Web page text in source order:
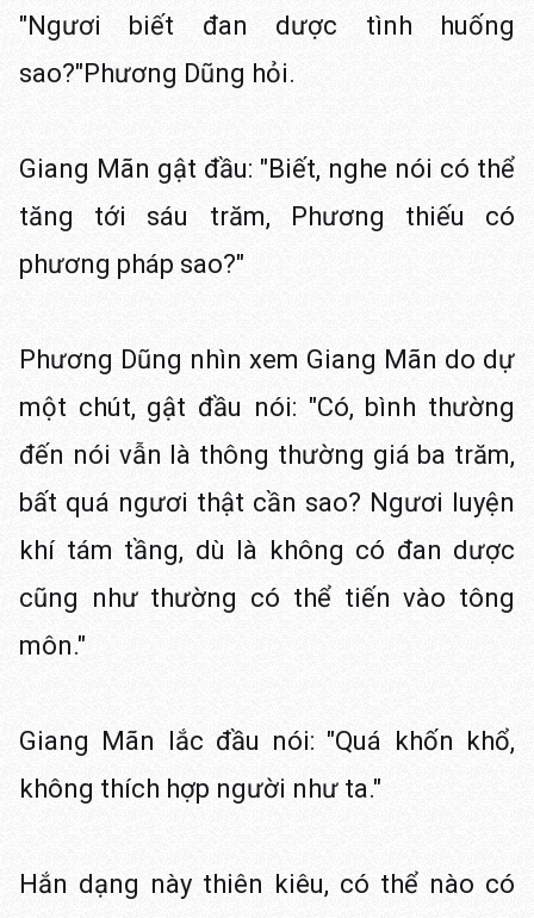
"Ngươi biết đan dược tình huống
sao?"Phương Dũng hỏi.
Giang Mãn gật đầu: "Biết, nghe nói có thể
tăng tới sáu trăm, Phương thiếu có
phương pháp sao?"
Phương Dũng nhìn xem Giang Mãn do dự
một chút, gật đầu nói: "Có, bình thường
đến nói vẫn là thông thường giá ba trăm,
bất quá ngươi thật cần sao? Ngươi luyện
khí tám tầng, dù là không có đan dược
cũng như thường có thể tiến vào tông
môn."
Giang Mãn lắc đầu nói: "Quá khốn khổ,
không thích hợp người như ta."
Hắn dạng này thiên kiêu, có thể nào có